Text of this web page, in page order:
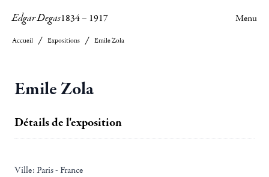
Edgar Degas1834– 1917 Menu
Accueil Expositions Emile Zola
Emile Zola
Détails de l'exposition
Ville: Paris - France